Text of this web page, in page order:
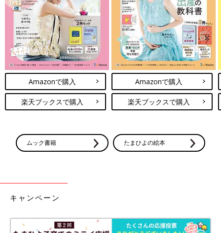
登坂淳一さん（とさかじゅんいち）
PROFILE
1971年生まれ、東京都出身。1997年NHK入局、初任地は和歌山
その後、2003年からは東京アナウンス室へ異動し「おはよう日
本」などを担当。35才で白髪染めを中止し話題になる。2018年
Amazonで購入
楽天ブックスで購入
Amazonで購入
楽天ブックスで購入
ムック書籍 たまひよの絵本
キャンペーン